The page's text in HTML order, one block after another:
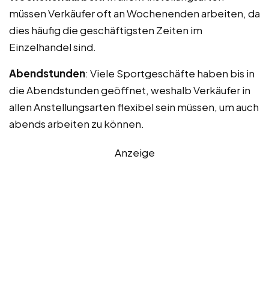
müssen Verkäufer oft an Wochenenden arbeiten, da
dies häufig die geschäftigsten Zeiten im
Einzelhandel sind.
Abendstunden: Viele Sportgeschäfte haben bis in
die Abendstunden geöffnet, weshalb Verkäufer in
allen Anstellungsarten flexibel sein müssen, um auch
abends arbeiten zu können.
Anzeige